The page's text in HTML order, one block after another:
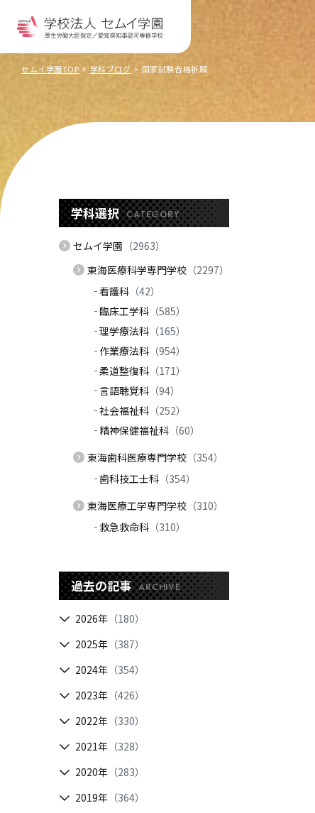
セムイ学園TOP 学科ブログ 国家試験合格祈願
学科選択 CATEGORY
セムイ学園 （2963）
東海医療科学専門学校 （2297）
看護科 （42）
臨床工学科 （585）
理学療法科 （165）
作業療法科 （954）
柔道整復科 （171）
言語聴覚科 （94）
社会福祉科 （252）
精神保健福祉科 （60）
東海歯科医療専門学校 （354）
歯科技工士科 （354）
東海医療工学専門学校 （310）
救急救命科 （310）
過去の記事 ARCHIVE
2026年 （180）
2025年 （387）
2024年 （354）
2023年 （426）
2022年 （330）
2021年 （328）
2020年 （283）
2019年 （364）